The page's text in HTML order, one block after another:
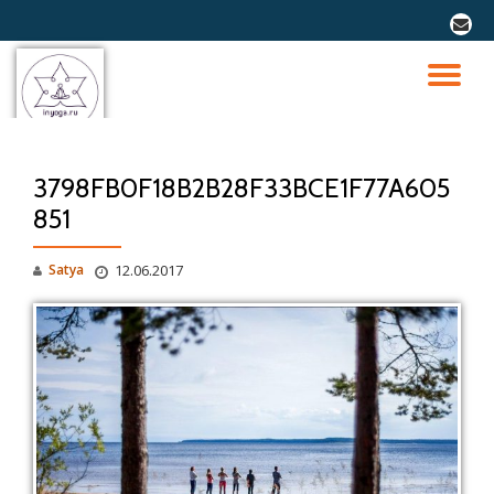
Перейти
содержимому
fa-
3798FB0F18B2B28F33BCE1F77A605
851
Satya 12.06.2017